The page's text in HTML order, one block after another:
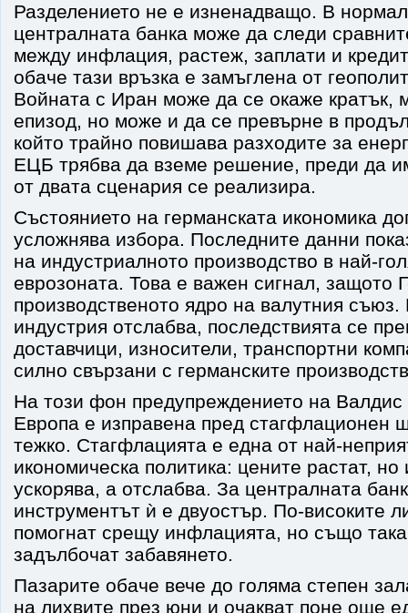
Разделението не е изненадващо. В
централната банка може да следи
между инфлация, растеж, заплати и
обаче тази връзка е замъглена от
Войната с Иран може да се окаже кратък,
епизод, но може и да се превърне в
който трайно повишава разходите за
ЕЦБ трябва да вземе решение, преди да
от двата сценария се реализира.
Състоянието на германската икономика
усложнява избора. Последните данни
на индустриалното производство в най-
еврозоната. Това е важен сигнал, защото
производственото ядро на валутния съюз.
индустрия отслабва, последствията се
доставчици, износители, транспортни
силно свързани с германските
На този фон предупреждението на Валдис
Европа е изправена пред стагфлационен
тежко. Стагфлацията е една от най-
икономическа политика: цените растат, но
ускорява, а отслабва. За централната
инструментът ѝ е двуостър. По-високите
помогнат срещу инфлацията, но също
задълбочат забавянето.
Пазарите обаче вече до голяма степен
на лихвите през юни и очакват поне още